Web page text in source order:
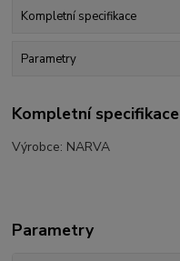
Kompletní specifikace
Parametry
Kompletní specifikace
Výrobce: NARVA
Parametry